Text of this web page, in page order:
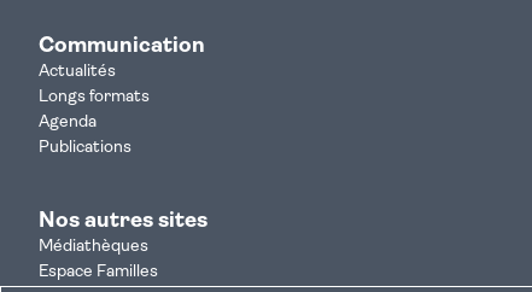
Communication
Actualités
Longs formats
Agenda
Publications
Nos autres sites
Médiathèques
Espace Familles